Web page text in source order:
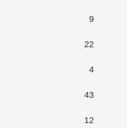
9
22
4
43
12